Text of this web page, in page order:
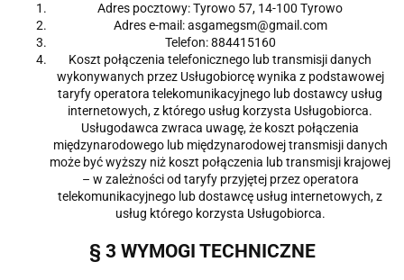
Adres pocztowy: Tyrowo 57, 14-100 Tyrowo
Adres e-mail: asgamegsm@gmail.com
Telefon: 884415160
Koszt połączenia telefonicznego lub transmisji danych
wykonywanych przez Usługobiorcę wynika z podstawowej
taryfy operatora telekomunikacyjnego lub dostawcy usług
internetowych, z którego usług korzysta Usługobiorca.
Usługodawca zwraca uwagę, że koszt połączenia
międzynarodowego lub międzynarodowej transmisji danych
może być wyższy niż koszt połączenia lub transmisji krajowej
– w zależności od taryfy przyjętej przez operatora
telekomunikacyjnego lub dostawcę usług internetowych, z
usług którego korzysta Usługobiorca.
§ 3 WYMOGI TECHNICZNE